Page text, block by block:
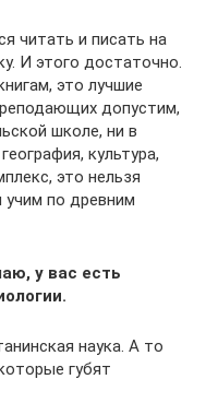
читать и писать на
И этого достаточно.
это лучшие
допустим,
школе, ни в
культура,
это нельзя
по древним
у вас есть
наука. А то
губят